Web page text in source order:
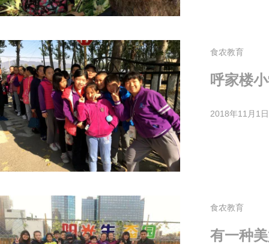
食农教育
呼家楼
2018年11月1
食农教育
有一种